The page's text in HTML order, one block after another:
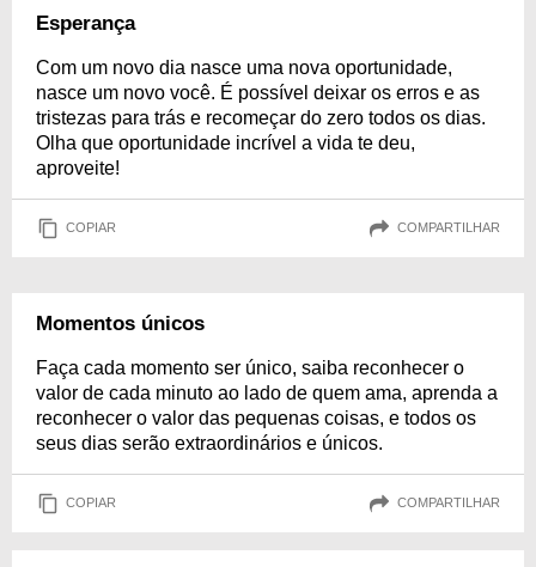
Esperança
Com um novo dia nasce uma nova oportunidade,
nasce um novo você. É possível deixar os erros e as
tristezas para trás e recomeçar do zero todos os dias.
Olha que oportunidade incrível a vida te deu,
aproveite!
COPIAR COMPARTILHAR
Momentos únicos
Faça cada momento ser único, saiba reconhecer o
valor de cada minuto ao lado de quem ama, aprenda a
reconhecer o valor das pequenas coisas, e todos os
seus dias serão extraordinários e únicos.
COPIAR COMPARTILHAR